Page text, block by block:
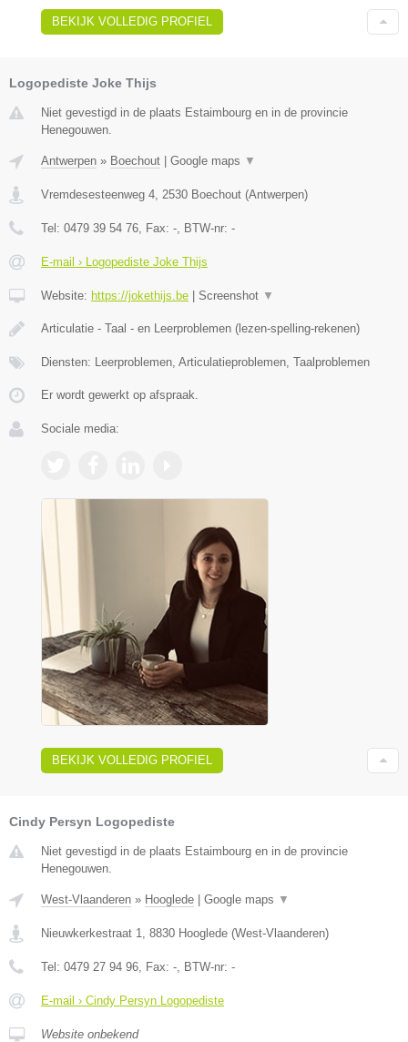
BEKIJK VOLLEDIG PROFIEL
Logopediste Joke Thijs
Niet gevestigd in de plaats Estaimbourg en in de provincie
Henegouwen.
Antwerpen » Boechout | Google maps ▼
Vremdesesteenweg 4 2530 Boechout (Antwerpen)
Tel: 0479 39 54 76 , Fax: - , BTW-nr: -
E-mail › Logopediste Joke Thijs
Website: https://jokethijs.be | Screenshot ▼
Articulatie - Taal - en Leerproblemen (lezen-spelling-rekenen)
Diensten: Leerproblemen, Articulatieproblemen, Taalproblemen
Er wordt gewerkt op afspraak.
Sociale media:
BEKIJK VOLLEDIG PROFIEL
Cindy Persyn Logopediste
Niet gevestigd in de plaats Estaimbourg en in de provincie
Henegouwen.
West-Vlaanderen » Hooglede | Google maps ▼
Nieuwkerkestraat 1 8830 Hooglede (West-Vlaanderen)
Tel: 0479 27 94 96 , Fax: - , BTW-nr: -
E-mail › Cindy Persyn Logopediste
Website onbekend